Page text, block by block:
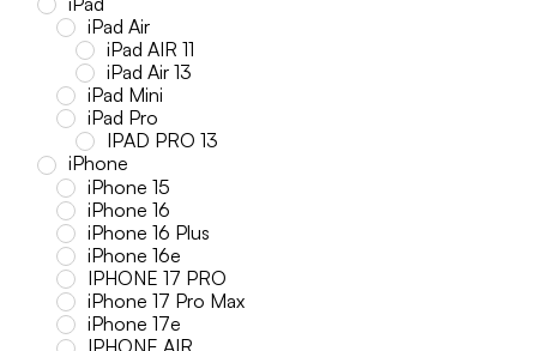
iPad Air
iPad AIR 11
iPad Air 13
iPad Mini
iPad Pro
IPAD PRO 13
iPhone
iPhone 15
iPhone 16
iPhone 16 Plus
iPhone 16e
IPHONE 17 PRO
iPhone 17 Pro Max
iPhone 17e